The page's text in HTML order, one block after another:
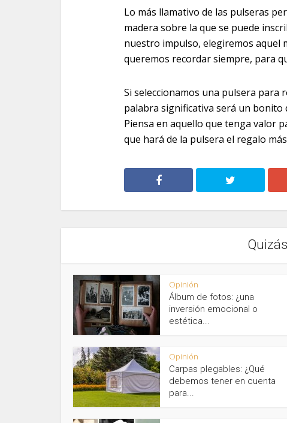
Lo más llamativo de las pulseras
madera sobre la que se puede
nuestro impulso, elegiremos aquel
queremos recordar siempre, para
Si seleccionamos una pulsera
palabra significativa será un bonito
Piensa en aquello que tenga valor
que hará de la pulsera el regalo
Opinión
Álbum de fotos: ¿una
inversión emocional o
estética...
Opinión
Carpas plegables: ¿Qué
debemos tener en cuenta
para...